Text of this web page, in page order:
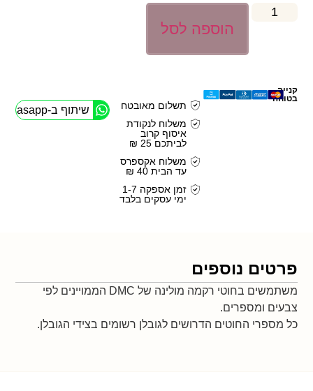
הוספה לסל
קנייה
בטוחה
תשלום מאובטח
משלוח לנקודת
איסוף קרוב
לביתכם 25 ₪
משלוח אקספרס
עד הבית 40 ₪
זמן אספקה 1-7
ימי עסקים בלבד
שיתוף ב-Whasapp
פרטים נוספים
משתמשים בחוטי רקמה מולינה של DMC הממויינים לפי
צבעים ומספרים.
כל מספרי החוטים הדרושים לגובלן רשומים בצידי הגובלן.